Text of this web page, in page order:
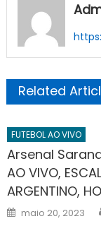
Related
FUTEBOL AO VIVO
Arsenal
AO VIVO,
ARGENTINO,
Posted
on
maio 20, 2023